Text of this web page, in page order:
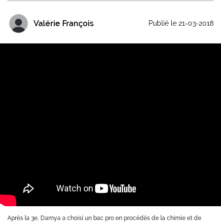
Valérie François Publié le 21-03-2018
Abderrahim a poursuivi des études après un bac pro industriel
Crédit :